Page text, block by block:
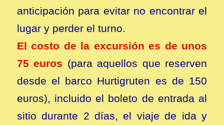
anticipación para evitar no encontrar el
lugar y perder el turno.
El costo de la excursión es de unos
75 euros (para aquellos que reserven
desde el barco Hurtigruten es de 150
euros), incluido el boleto de entrada al
sitio durante 2 días, el viaje de ida y